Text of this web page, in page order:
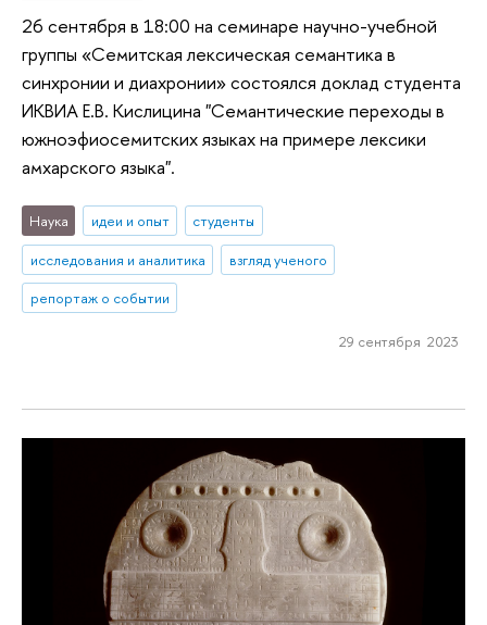
26 сентября в 18:00 на семинаре научно-учебной
группы «Семитская лексическая семантика в
синхронии и диахронии» состоялся доклад студента
ИКВИА Е.В. Кислицина "Семантические переходы в
южноэфиосемитских языках на примере лексики
амхарского языка".
Наука идеи и опыт
студенты
исследования и аналитика
взгляд ученого
репортаж о событии
29 сентября 2023